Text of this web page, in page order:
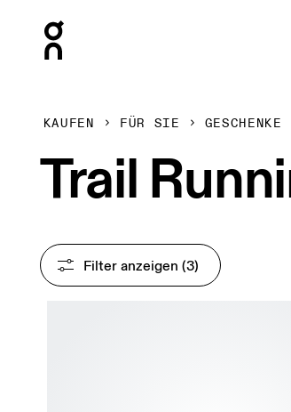
KAUFEN FÜR SIE GESCHENKE
Trail
Filter anzeigen (3)